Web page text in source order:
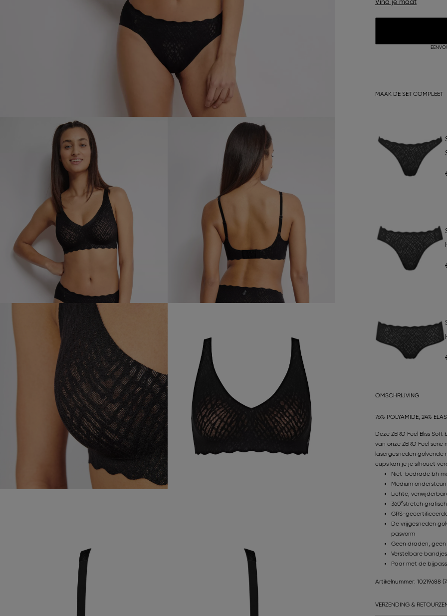
Vind je maat
MAAK DE SET COMPLEET
OMSCHRIJVING
76% POLYAMIDE, 24%
Deze ZERO Feel Bliss
van onze ZERO Feel
lasergesneden golvende
cups kan je je silhouet
Niet-bedrade bh
Medium
Lichte,
360°stretch
GRS-
De vrijgesneden
pasvorm
Geen draden,
Verstelbare bandjes
Paar met de
Artikelnummer: 10219688
VERZENDING &